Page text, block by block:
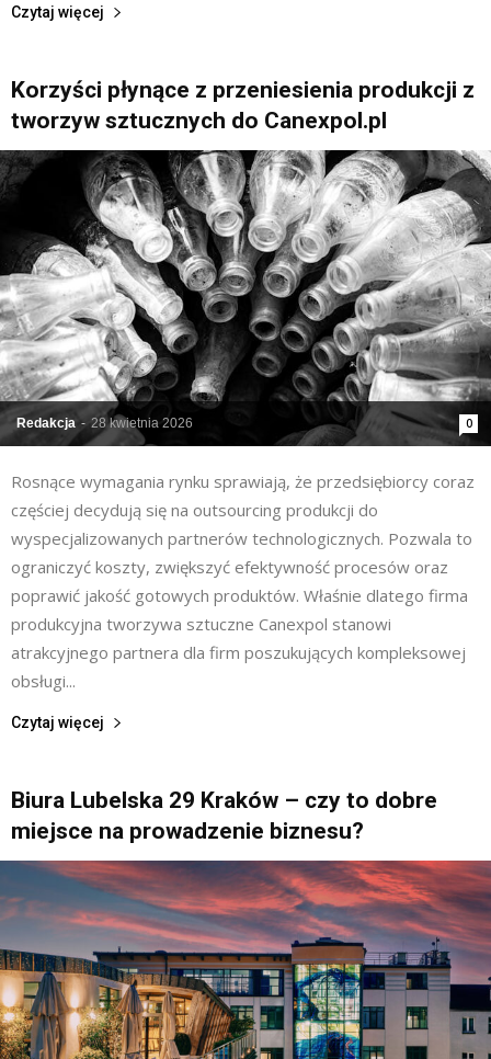
Czytaj więcej
Korzyści płynące z przeniesienia produkcji z
tworzyw sztucznych do Canexpol.pl
Redakcja - 28 kwietnia 2026 0
Rosnące wymagania rynku sprawiają, że przedsiębiorcy coraz
częściej decydują się na outsourcing produkcji do
wyspecjalizowanych partnerów technologicznych. Pozwala to
ograniczyć koszty, zwiększyć efektywność procesów oraz
poprawić jakość gotowych produktów. Właśnie dlatego firma
produkcyjna tworzywa sztuczne Canexpol stanowi
atrakcyjnego partnera dla firm poszukujących kompleksowej
obsługi...
Czytaj więcej
Biura Lubelska 29 Kraków – czy to dobre
miejsce na prowadzenie biznesu?